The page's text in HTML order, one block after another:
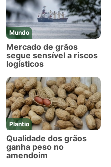
Mundo
Mercado de grãos
segue sensível a riscos
logísticos
Plantio
Qualidade dos grãos
ganha peso no
amendoim